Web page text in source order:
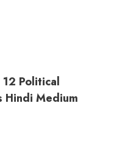
Political
Hindi Medium